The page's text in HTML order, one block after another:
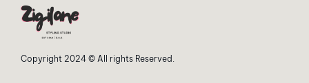
Copyright 2024 © All rights Reserved.